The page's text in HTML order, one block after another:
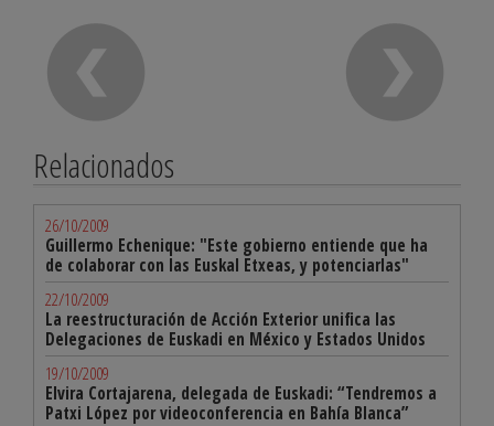
Relacionados
26/10/2009
Guillermo Echenique: "Este gobierno entiende que ha
de colaborar con las Euskal Etxeas, y potenciarlas"
22/10/2009
La reestructuración de Acción Exterior unifica las
Delegaciones de Euskadi en México y Estados Unidos
19/10/2009
Elvira Cortajarena, delegada de Euskadi: “Tendremos a
Patxi López por videoconferencia en Bahía Blanca”